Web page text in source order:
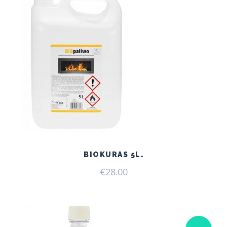
BIOKURAS 5L.
€28.00